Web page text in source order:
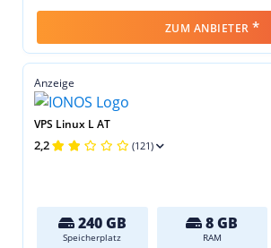
ZUM ANBIETER *
Anzeige
VPS Linux L AT
2,2 (121)
240 GB
Speicherplatz
8 GB
RAM